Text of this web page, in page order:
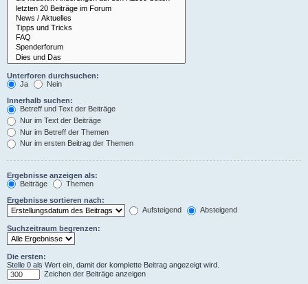
Unterforen durchsuchen:
Ja
Nein
Innerhalb suchen:
Betreff und Text der Beiträge
Nur im Text der Beiträge
Nur im Betreff der Themen
Nur im ersten Beitrag der Themen
Ergebnisse anzeigen als:
Beiträge
Themen
Ergebnisse sortieren nach:
Aufsteigend
Absteigend
Suchzeitraum begrenzen:
Die ersten:
Stelle 0 als Wert ein, damit der komplette Beitrag angezeigt wird.
Zeichen der Beiträge anzeigen